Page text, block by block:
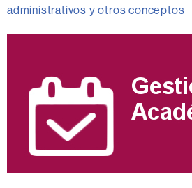
administrativos y otros conceptos
Información